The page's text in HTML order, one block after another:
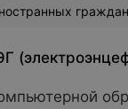
граждан